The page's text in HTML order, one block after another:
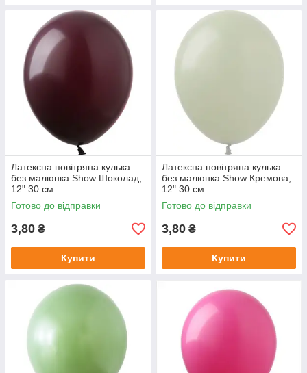
Латексна повітряна кулька
без малюнка Show Шоколад,
12" 30 см
Готово до відправки
3,80 ₴
Купити
Латексна повітряна кулька
без малюнка Show Кремова,
12" 30 см
Готово до відправки
3,80 ₴
Купити